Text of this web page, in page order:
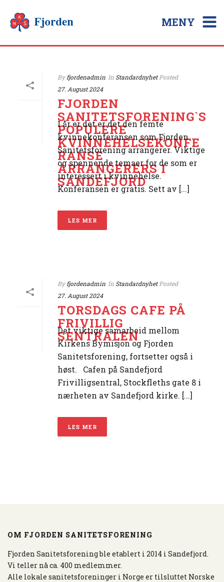
MENY
Byfjordenadmin In StandardnyhetPosted
27. August 2024
FJORDEN
SANITETSFORENING`S
POPULERE
KVINNEHELSEKONFE
RANSE
ARRANGERERS I
SANDEFJORD
I år er det er det den femte
kvinnekonferansen som Fjorden
Sanitetsforening arrangerer. Viktige
og spennende temaer for de som er
interessert i kvinnehelse.
Konferansen er gratis. Sett av [...]
LES MER
Byfjordenadmin In StandardnyhetPosted
27. August 2024
TORSDAGS CAFE PÅ
FRIVILLIG
SENTRALEN
Det viktige samarbeid mellom
Kirkens Bymisjon og Fjorden
Sanitetsforening, fortsetter også i
høst. Cafen på Sandefjord
Frivilligsentral, Stockfleths gate 8 i
nærheten av Sandefjord kirke. [...]
LES MER
OM FJORDEN SANITETSFORENING
Fjorden Sanitetsforening ble etablert i 2014 i Sandefjord.
Vi teller nå ca. 400 medlemmer.
Alle lokale sanitetsforeninger i Norge er tilsluttet Norske